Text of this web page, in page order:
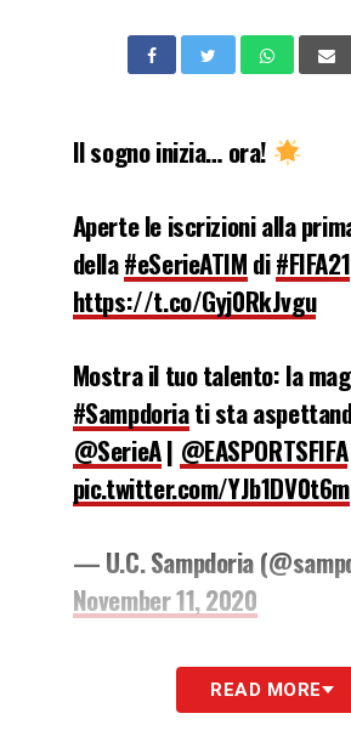
Il sogno inizia… ora!
Aperte le iscrizioni alla
della#eSerieATIMdi#FIFA21
https://t.co/Gyj0RkJvgu
Mostra il tuo talento: la
#Sampdoriati sta
@SerieA| @EASPORTSFIFA
pic.twitter.com/YJb1DV0t6m
— U.C. Sampdoria
November 11, 2020
La eSerie A dà il via
delle iscrizioni per il
READ MORE